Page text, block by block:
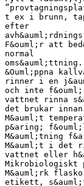
t ex i brunn,
efter
F&ouml;r att
normal
oms&auml;ttning.
&Ouml;ppna
rinner i en
och inte
vattnet rinna
det brukar innan
M&auml;t
p&aring;
M&auml;tning
M&auml;t i det
vattnet eller
Mikrobiologiskt
M&auml;rk
etikett,